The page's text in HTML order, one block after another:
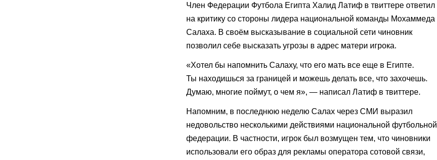
Член Федерации Футбола Египта Халид Латиф в твиттере ответил
на критику со стороны лидера национальной команды Мохаммеда
Салаха. В своём высказывание в социальной сети чиновник
позволил себе высказать угрозы в адрес матери игрока.
«Хотел бы напомнить Салаху, что его мать все еще в Египте.
Ты находишься за границей и можешь делать все, что захочешь.
Думаю, многие поймут, о чем я», — написал Латиф в твиттере.
Напомним, в последнюю неделю Салах через СМИ выразил
недовольство несколькими действиями национальной футбольной
федерации. В частности, игрок был возмущен тем, что чиновники
использовали его образ для рекламы оператора сотовой связи,